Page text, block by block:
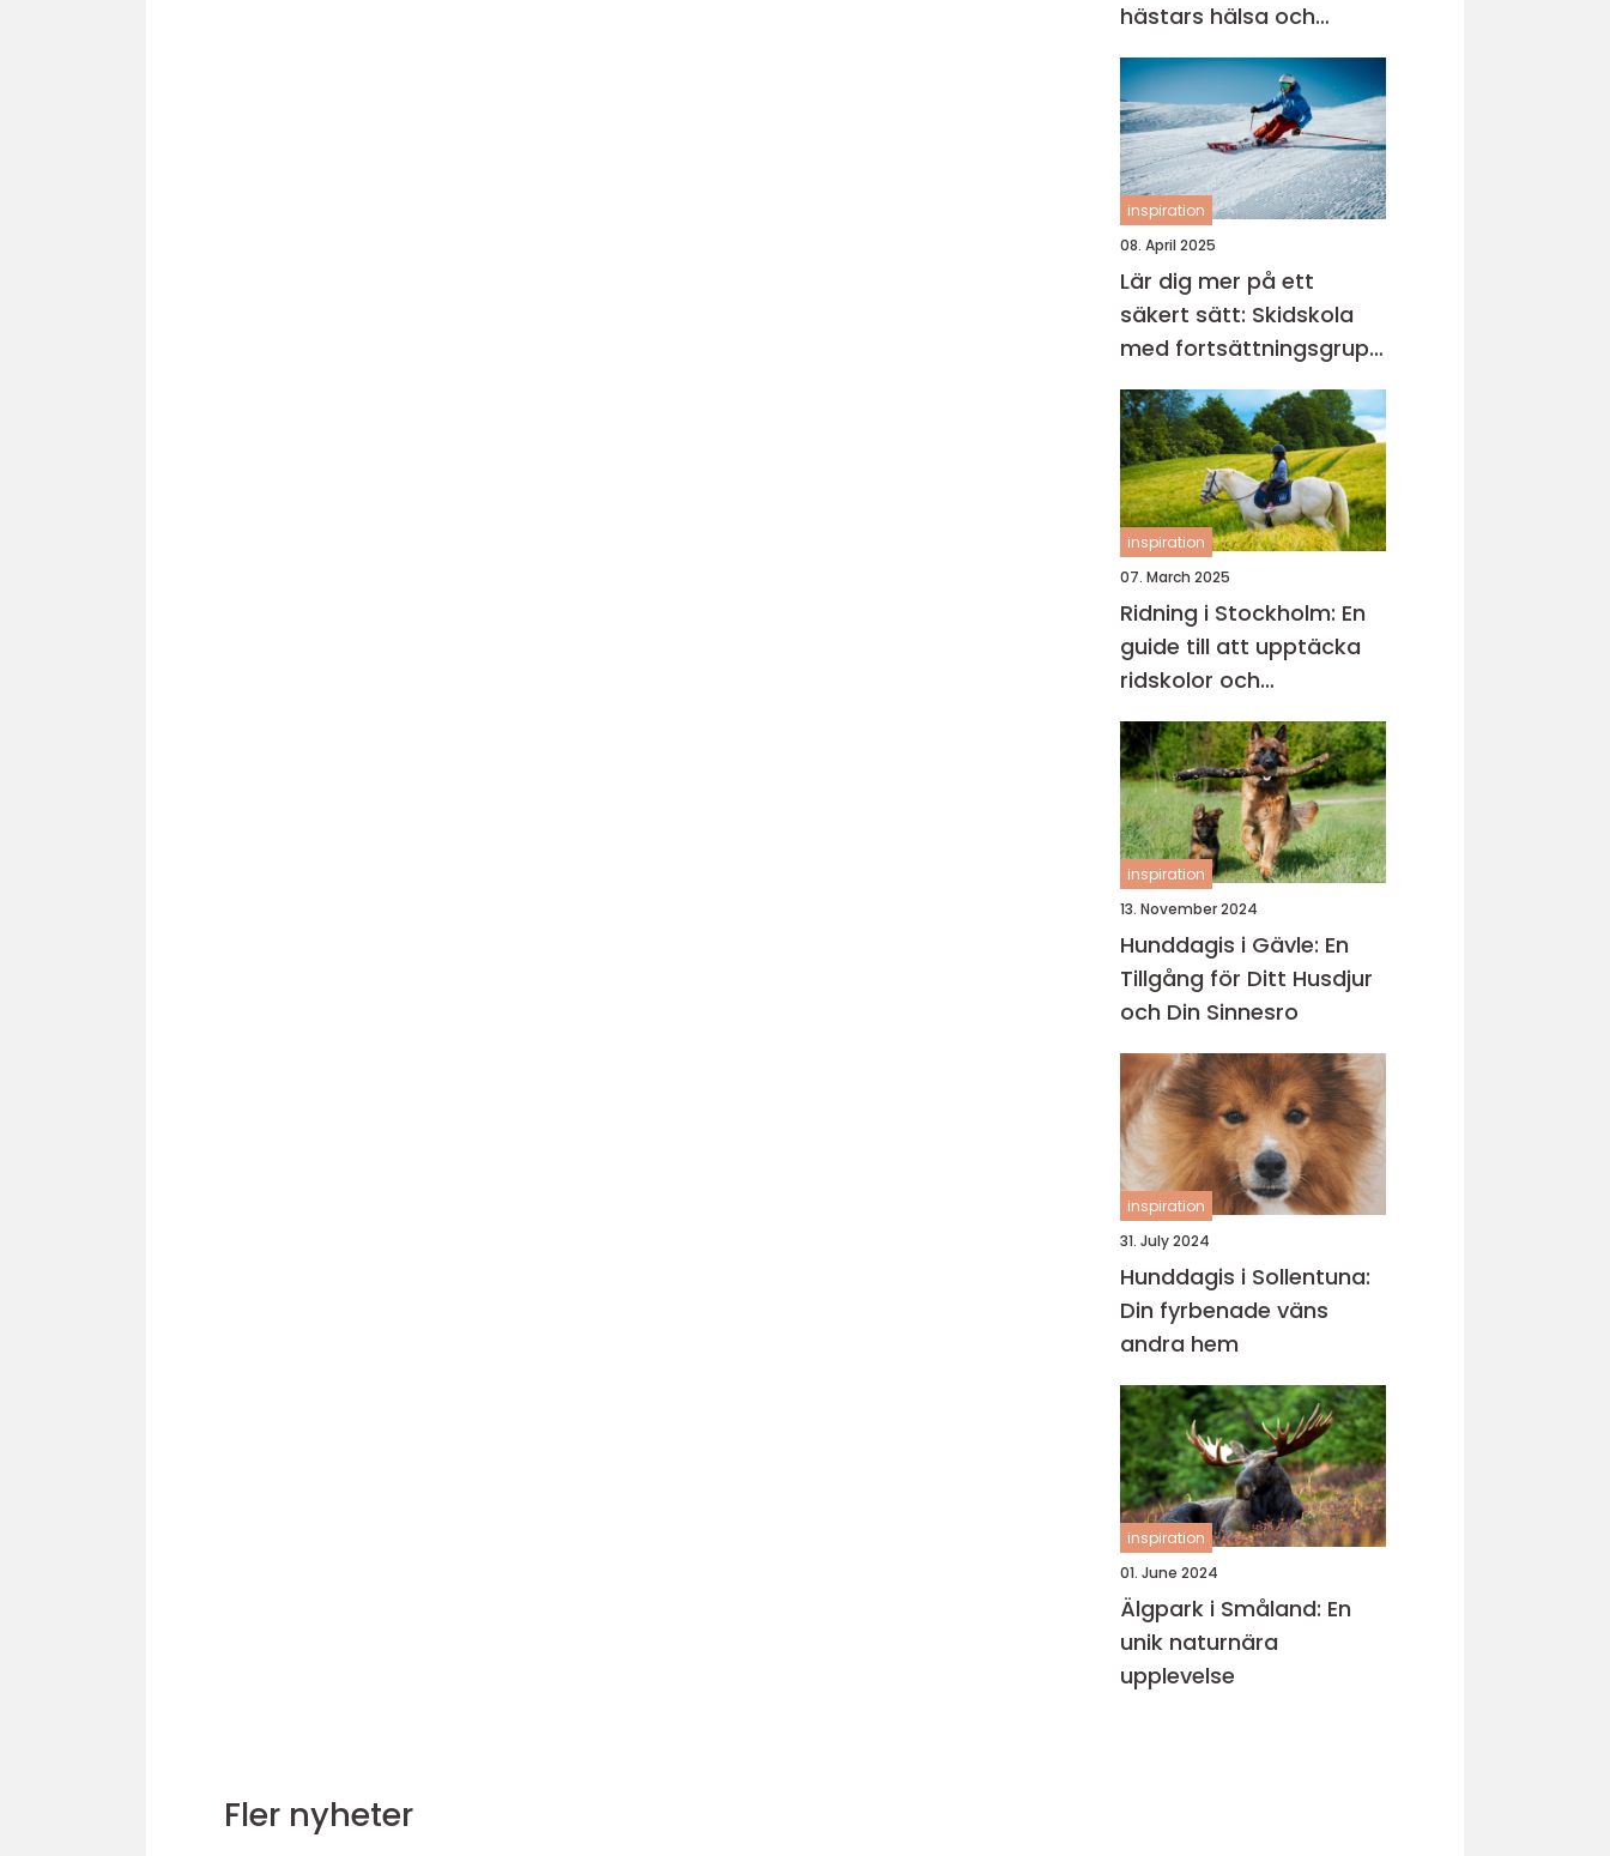
hästars hälsa och
välbefinnande
inspiration
08. April 2025
Lär dig mer på ett
säkert sätt: Skidskola
med fortsättningsgrupp
i Stockholm
inspiration
07. March 2025
Ridning i Stockholm: En
guide till att upptäcka
ridskolor och
ridupplevelser
inspiration
13. November 2024
Hunddagis i Gävle: En
Tillgång för Ditt Husdjur
och Din Sinnesro
inspiration
31. July 2024
Hunddagis i Sollentuna:
Din fyrbenade väns
andra hem
inspiration
01. June 2024
Älgpark i Småland: En
unik naturnära
upplevelse
Fler nyheter